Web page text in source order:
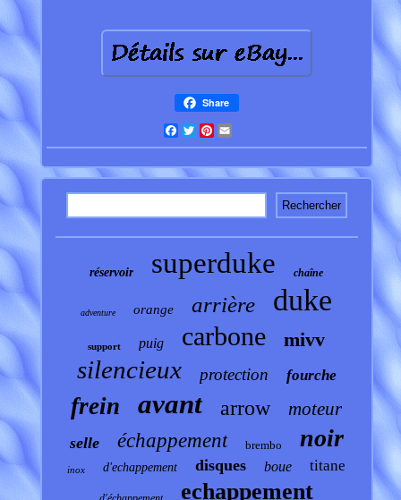
Share
Facebook
TwitterPinterest
réservoir superduke chaîne
adventure orange arrière duke
support puig carbone mivv
silencieux protection fourche
frein avant arrow moteur
selle échappement brembo noir
inox d'echappement disques boue titane
echappement